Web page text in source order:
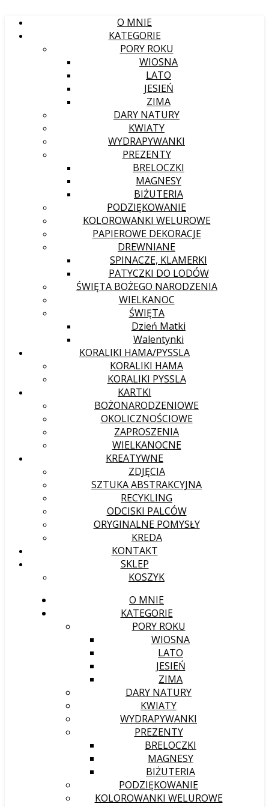
O MNIE
KATEGORIE
PORY ROKU
WIOSNA
LATO
JESIEŃ
ZIMA
DARY NATURY
KWIATY
WYDRAPYWANKI
PREZENTY
BRELOCZKI
MAGNESY
BIŻUTERIA
PODZIĘKOWANIE
KOLOROWANKI WELUROWE
PAPIEROWE DEKORACJE
DREWNIANE
SPINACZE, KLAMERKI
PATYCZKI DO LODÓW
ŚWIĘTA BOŻEGO NARODZENIA
WIELKANOC
ŚWIĘTA
Dzień Matki
Walentynki
KORALIKI HAMA/PYSSLA
KORALIKI HAMA
KORALIKI PYSSLA
KARTKI
BOŻONARODZENIOWE
OKOLICZNOŚCIOWE
ZAPROSZENIA
WIELKANOCNE
KREATYWNE
ZDJĘCIA
SZTUKA ABSTRAKCYJNA
RECYKLING
ODCISKI PALCÓW
ORYGINALNE POMYSŁY
KREDA
KONTAKT
SKLEP
KOSZYK
O MNIE
KATEGORIE
PORY ROKU
WIOSNA
LATO
JESIEŃ
ZIMA
DARY NATURY
KWIATY
WYDRAPYWANKI
PREZENTY
BRELOCZKI
MAGNESY
BIŻUTERIA
PODZIĘKOWANIE
KOLOROWANKI WELUROWE